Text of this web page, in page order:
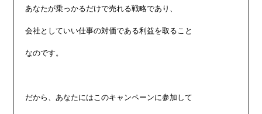
あなたが乗っかるだけで売れる戦略であり、
会社としていい仕事の対価である利益を取ること
なのです。
だから、あなたにはこのキャンペーンに参加して